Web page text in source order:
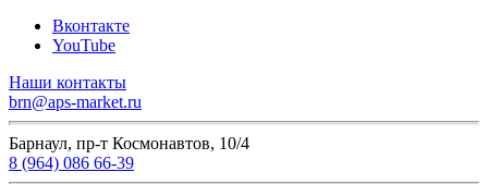
Вконтакте
YouTube
Наши контакты
brn@aps-market.ru
Барнаул, пр-т Космонавтов, 10/4
8 (964) 086 66-39